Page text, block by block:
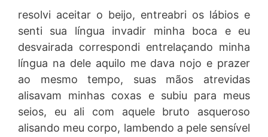
resolvi aceitar o beijo, entreabri os lábios e
senti sua língua invadir minha boca e eu
desvairada correspondi entrelaçando minha
língua na dele aquilo me dava nojo e prazer
ao mesmo tempo, suas mãos atrevidas
alisavam minhas coxas e subiu para meus
seios, eu ali com aquele bruto asqueroso
alisando meu corpo, lambendo a pele sensível